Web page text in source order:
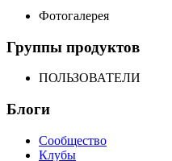
Фотогалерея
Группы продуктов
ПОЛЬЗОВАТЕЛИ
Блоги
Сообщество
Клубы